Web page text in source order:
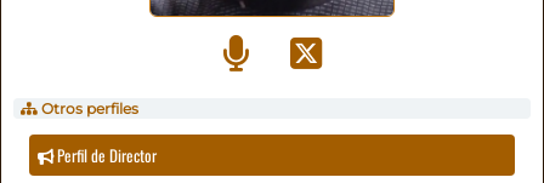
Otros perfiles
Perfil de Director